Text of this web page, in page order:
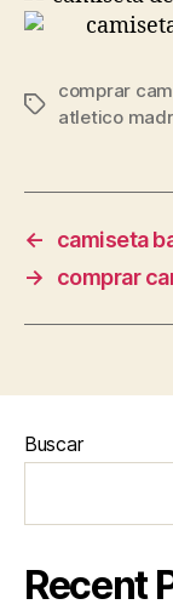
Etiquetas
comprar
atletico
←
camiseta
→
comprar
Buscar
Recent